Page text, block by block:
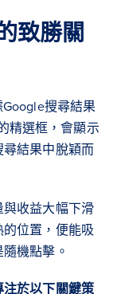
致勝關
搜尋結果
精選框，會顯示
結果中脫穎而
收益大幅下滑
位置，便能吸
機點擊。
於以下關鍵策